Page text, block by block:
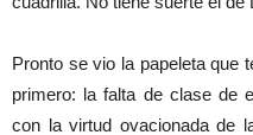
Pronto se vio la papeleta que
primero: la falta de clase de
con la virtud ovacionada de